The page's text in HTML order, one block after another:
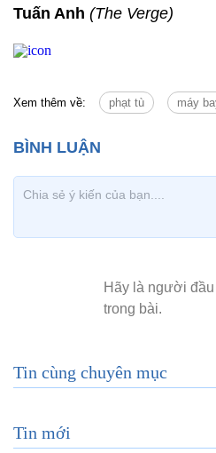
Tuấn Anh (The Verge)
Xem thêm về: phạt tù máy
Tin cùng chuyên mục
Tin mới